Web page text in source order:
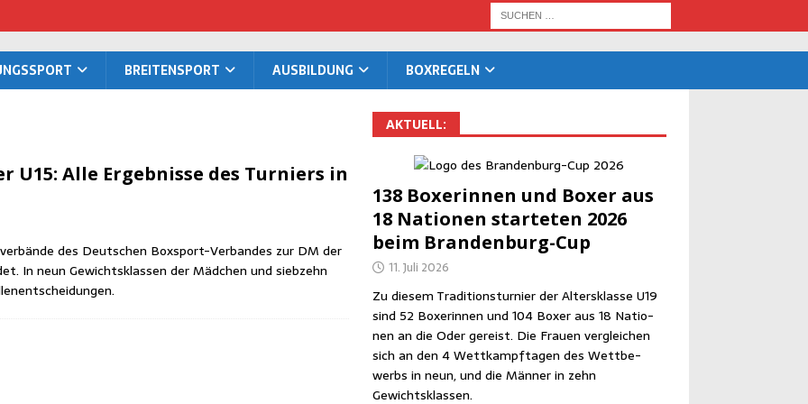
BREI­TEN­SPORT AUS­BIL­DUNG BOX­RE­GELN
U15: Alle Ergeb­nis­se des Tur­niers in
des Deut­schen Box­sport-Ver­ban­des zur DM der
In neun Gewichts­klas­sen der Mäd­chen und sieb­zehn
AKTU­ELL:
138 Boxe­rin­nen und Boxer aus
18 Natio­nen star­te­ten 2026
beim Brandenburg-Cup
11. Juli 2026
Zu die­sem Tra­di­ti­ons­tur­nier der Alters­klas­se U19
sind 52 Boxe­rin­nen und 104 Boxer aus 18 Natio­
nen an die Oder gereist. Die Frau­en ver­glei­chen
sich an den 4 Wett­kampf­ta­gen des Wett­be­
werbs in neun, und die Män­ner in zehn
Gewichtsklassen.